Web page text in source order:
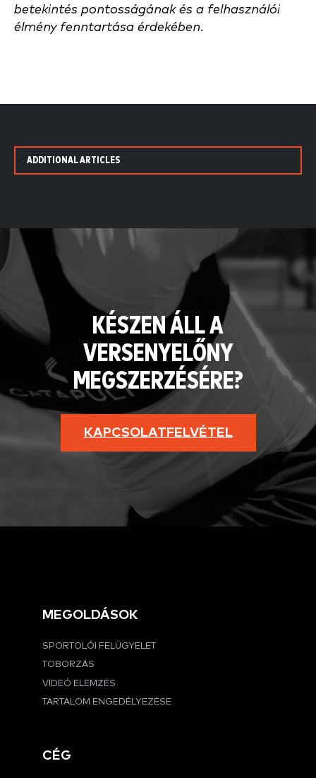
betekintés pontosságának és a felhasználói
élmény fenntartása érdekében.
ADDITIONAL ARTICLES
KÉSZEN ÁLL A
VERSENYELŐNY
MEGSZERZÉSÉRE?
KAPCSOLATFELVÉTEL
MEGOLDÁSOK
SPORTOLÓI FELÜGYELET
TOBORZÁS
VIDEÓ ELEMZÉS
TARTALOM ENGEDÉLYEZÉSE
CÉG